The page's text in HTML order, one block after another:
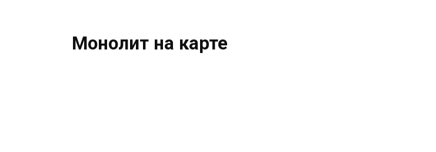
Монолит на карте